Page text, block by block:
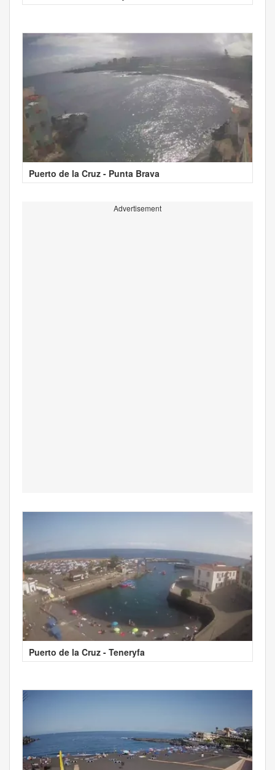
Puerto de la Cruz - Punta Brava
Advertisement
Puerto de la Cruz - Teneryfa